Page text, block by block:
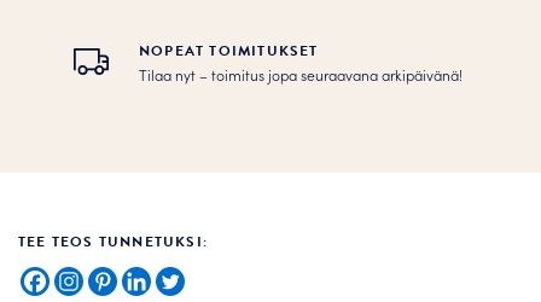
NOPEAT TOIMITUKSET
Tilaa nyt – toimitus jopa seuraavana arkipäivänä!
TEE TEOS TUNNETUKSI: